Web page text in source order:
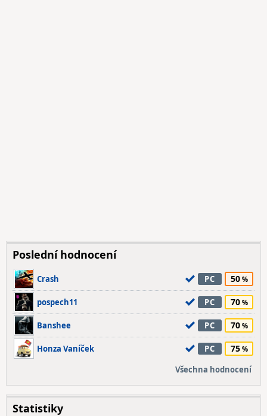
Poslední hodnocení
Crash PC 50
pospech11 PC 70
Banshee PC 70
Honza Vaníček PC 75
Všechna hodnocení
Statistiky